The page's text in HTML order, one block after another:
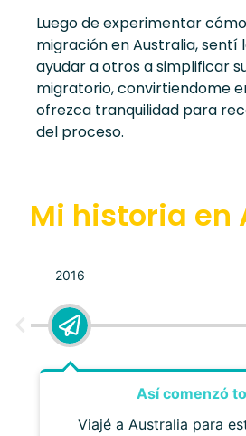
Luego de experimentar
migración en Australia, sentí
ayudar a otros a simplificar
migratorio, convirtiendome
ofrezca tranquilidad para
del proceso.
Mi historia en
2016
Así comenzó
Viajé a Australia para